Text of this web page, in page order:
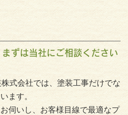
ずは当社にご相談ください
式会社では、塗装工事だけでな
ます。
伺いし、お客様目線で最適なプ